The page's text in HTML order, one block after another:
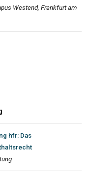
Westend, Frankfurt am
hfr: Das